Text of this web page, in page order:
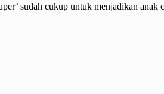
sudah cukup untuk menjadikan